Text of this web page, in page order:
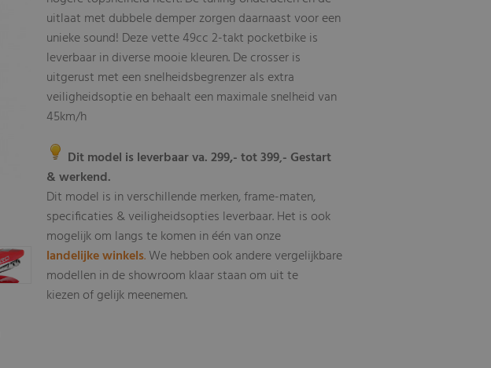
uitlaat met dubbele demper zorgen daarnaast voor een
unieke sound! Deze vette 49cc 2-takt pocketbike is
leverbaar in diverse mooie kleuren. De crosser is
uitgerust met een snelheidsbegrenzer als extra
veiligheidsoptie en behaalt een maximale snelheid van
45km/h
Dit model is leverbaar va. 299,- tot 399,- Gestart
& werkend.
Dit model is in verschillende merken, frame-maten,
specificaties & veiligheidsopties leverbaar. Het is ook
mogelijk om langs te komen in één van onze
landelijke winkels.We hebben ook andere vergelijkbare
modellen in de showroom klaar staan om uit te
kiezen of gelijk meenemen.